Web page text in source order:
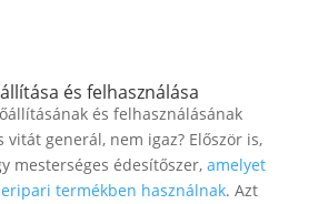
és felhasználása
és felhasználásának
generál, nem igaz? Először is,
mesterséges édesítőszer, amelyet
termékben használnak. Azt